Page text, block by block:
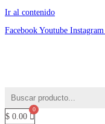
Ir al contenido
Facebook Youtube Instagram
$ 0.00